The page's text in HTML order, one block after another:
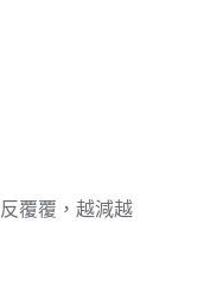
覆覆，越減越